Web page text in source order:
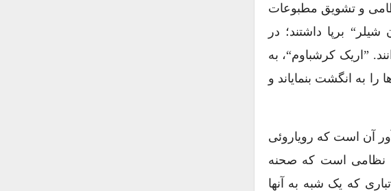
و تشویق مطبوعات
شیلر“ برپا داشتند؛ در
”اریک کرشباوم“، به
به انگشت بنمایاند و
آن است که رویاروئی
نظامی است که صحنه
که یک شبه به آنها